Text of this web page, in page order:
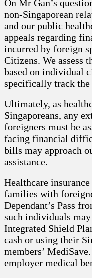
On Mr Gan’s
non-Singaporean
and our public
appeals regarding
incurred by foreign
Citizens. We assess
based on individual
specifically track the
Ultimately, as
Singaporeans, any
foreigners must be
facing financial
bills may approach
assistance.
Healthcare
families with
Dependant’s Pass
such individuals
Integrated Shield
cash or using their
members’
employer medical